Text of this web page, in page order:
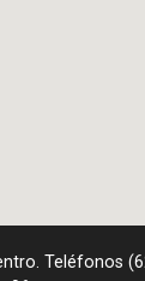
Teléfonos